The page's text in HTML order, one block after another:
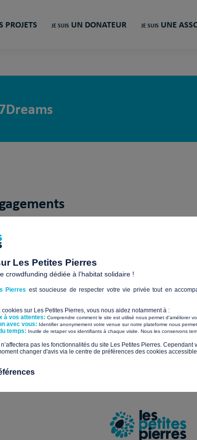
PROJETS JE SUIS UN DONATEUR JE SUIS UNE
Paiements sécurisés avec
nos actualités et les nouveaux projets solidaires
Les Petites Pierres
crowdfunding dédiée à l’habitat solidaire !
Pierres est soucieuse de respecter votre vie privée tout en
sur Les Petites Pierres, vous nous aidez notamment à :
à vos attentes: Comprendre comment le site est utilisé nous permet d'améliorer
avec vous: Identifier anonymement votre venue sur notre plateforme nous
temps: Inutile de retaper vos identifiants à chaque visite. Nous les conservons
pas les fonctionnalités du site Les Petites Pierres. Cependant
changer d'avis via le centre de préférences des cookies